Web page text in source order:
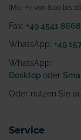
(Mo.-Fr. von 8.00 bis
Fax: +49 4541
WhatsApp: +49
WhatsApp:
Desktop oder
Oder nutzen Sie
Service